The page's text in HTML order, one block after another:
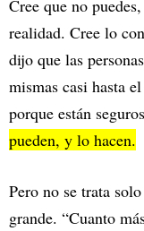
Cree que no
realidad. Cree lo
dijo que las
mismas casi hasta
porque están
pueden, y lo hacen.
Pero no se trata
grande. “Cuanto